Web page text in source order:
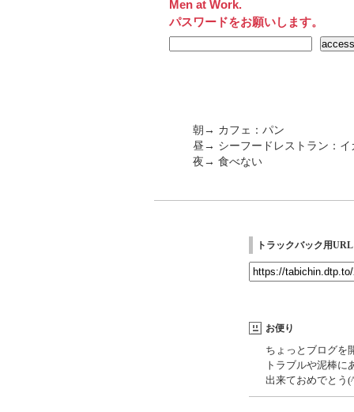
Men at Work.
パスワードをお願いします。
朝→ カフェ：パン
昼→ シーフードレストラン：イ
夜→ 食べない
トラックバック用URL
お便り
ちょっとブログを
トラブルや泥棒
出来ておめでとう